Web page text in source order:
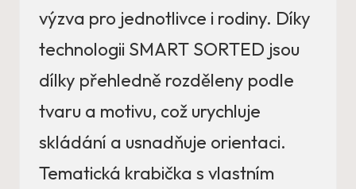
výzva pro jednotlivce i rodiny. Díky
technologii SMART SORTED jsou
dílky přehledně rozděleny podle
tvaru a motivu, což urychluje
skládání a usnadňuje orientaci.
Tematická krabička s vlastním